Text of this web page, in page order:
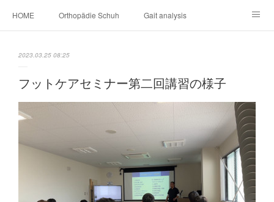
HOME Orthopädie Schuh Gait analysis
新卒者・中途者採用情報 介護シューズ ”らくつ”申込みフォーム
2023.03.25 08:25
フットケアセミナー第二回講習の様子